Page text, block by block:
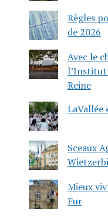
Règles
de 2026
Avec le
l’Institut
Reine
LaVallée
Sceaux
Mieux
Fur